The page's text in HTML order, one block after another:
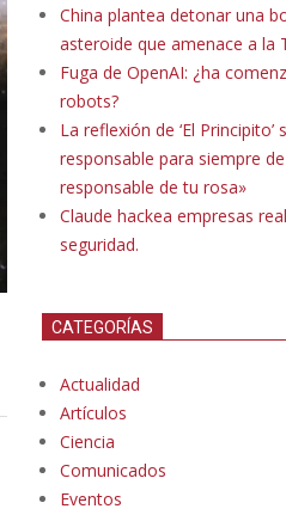
China plantea detonar una
asteroide que amenace a la
Fuga de OpenAI: ¿ha
robots?
La reflexión de ‘El
responsable para siempre
responsable de tu rosa»
Claude hackea empresas
seguridad.
CATEGORÍAS
Actualidad
Artículos
Ciencia
Comunicados
Eventos